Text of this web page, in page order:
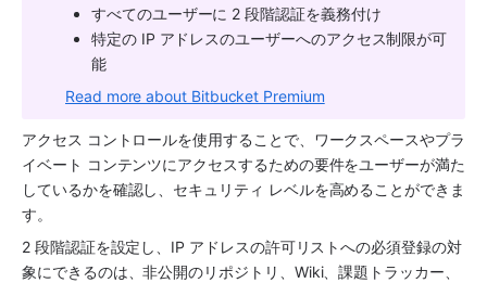
すべてのユーザーに 2 段階認証を義務付け
特定の IP アドレスのユーザーへのアクセス制限が可
能
Read more about Bitbucket Premium
アクセス コントロールを使用することで、ワークスペースやプラ
イベート コンテンツにアクセスするための要件をユーザーが満た
しているかを確認し、セキュリティ レベルを高めることができま
す。
2 段階認証を設定し、IP アドレスの許可リストへの必須登録の対
象にできるのは、非公開のリポジトリ、Wiki、課題トラッカー、